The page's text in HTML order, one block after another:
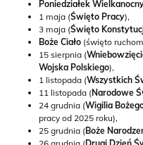
Poniedziałek
1 maja (Święto Pracy),
3 maja (Święto
Boże Ciało (święto
15 sierpnia (
Wojska Polskiego),
1 listopada (Wszystkich
11 listopada (Narodowe
24 grudnia (Wigilia
pracy od 2025 roku),
25 grudnia (Boże